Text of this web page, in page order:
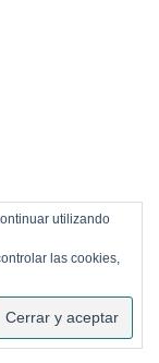
utilizando
las cookies,